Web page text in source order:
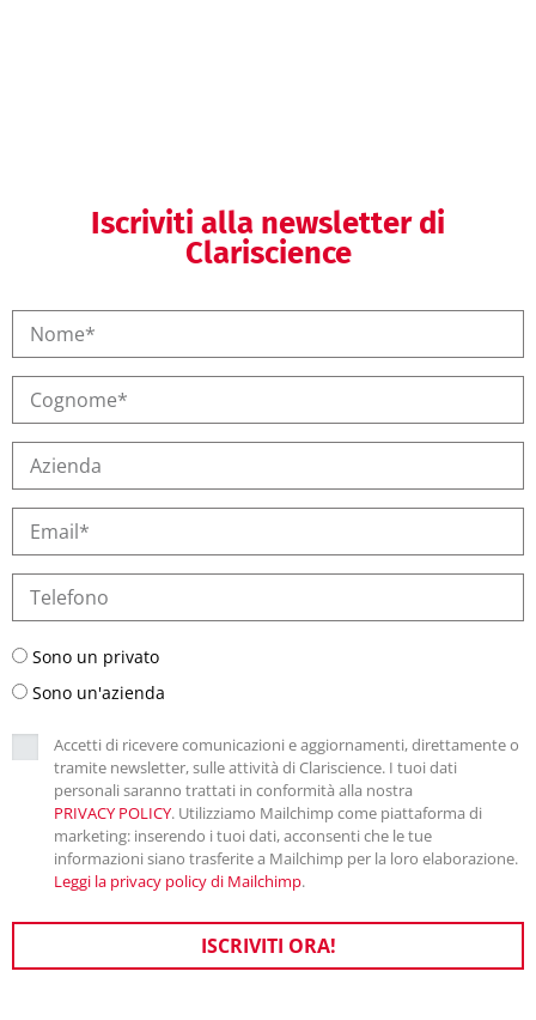
Iscriviti alla newsletter di
Clariscience
Sono un privato
Sono un'azienda
Accetti di ricevere comunicazioni e aggiornamenti, direttamente o
tramite newsletter, sulle attività di Clariscience. I tuoi dati
personali saranno trattati in conformità alla nostra
PRIVACY POLICY. Utilizziamo Mailchimp come piattaforma di
marketing: inserendo i tuoi dati, acconsenti che le tue
informazioni siano trasferite a Mailchimp per la loro elaborazione.
Leggi la privacy policy di Mailchimp.
ISCRIVITI ORA!